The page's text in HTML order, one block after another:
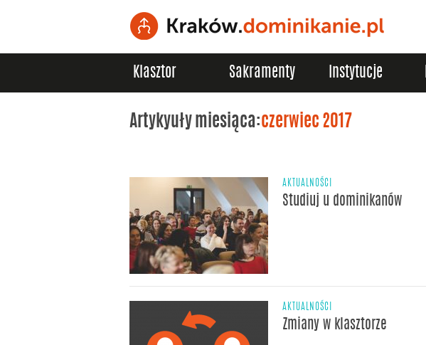
Klasztor Sakramenty Instytucje
Artykyuły miesiąca:czerwiec 2017
AKTUALNOŚCI
Studiuj u dominikanów
AKTUALNOŚCI
Zmiany w klasztorze